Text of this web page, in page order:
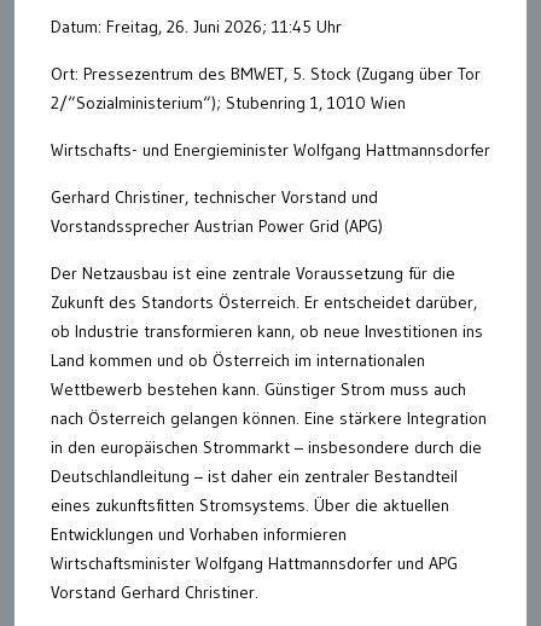
Datum: Freitag, 26. Juni 2026; 11:45 Uhr
Ort: Pressezentrum des BMWET, 5. Stock (Zugang über Tor
2/“Sozialministerium“); Stubenring 1, 1010 Wien
Wirtschafts- und Energieminister Wolfgang Hattmannsdorfer
Gerhard Christiner, technischer Vorstand und
Vorstandssprecher Austrian Power Grid (APG)
Der Netzausbau ist eine zentrale Voraussetzung für die
Zukunft des Standorts Österreich. Er entscheidet darüber,
ob Industrie transformieren kann, ob neue Investitionen ins
Land kommen und ob Österreich im internationalen
Wettbewerb bestehen kann. Günstiger Strom muss auch
nach Österreich gelangen können. Eine stärkere Integration
in den europäischen Strommarkt – insbesondere durch die
Deutschlandleitung – ist daher ein zentraler Bestandteil
eines zukunftsfitten Stromsystems. Über die aktuellen
Entwicklungen und Vorhaben informieren
Wirtschaftsminister Wolfgang Hattmannsdorfer und APG
Vorstand Gerhard Christiner.